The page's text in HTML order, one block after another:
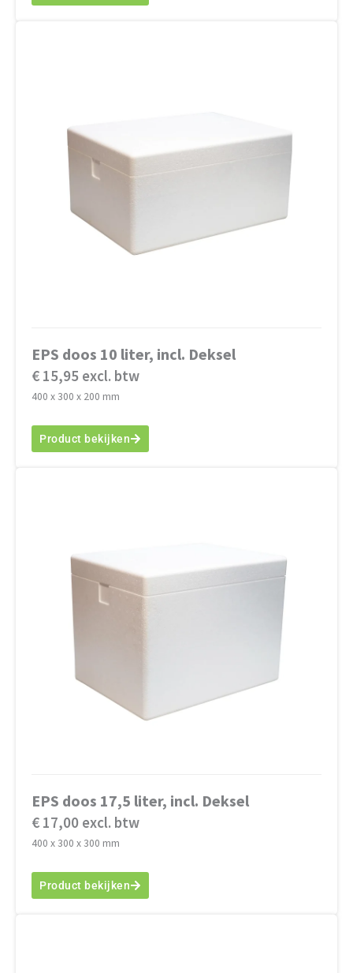
EPS doos 10 liter, incl. Deksel
€ 15,95 excl. btw
400 x 300 x 200 mm
Product bekijken
EPS doos 17,5 liter, incl. Deksel
€ 17,00 excl. btw
400 x 300 x 300 mm
Product bekijken